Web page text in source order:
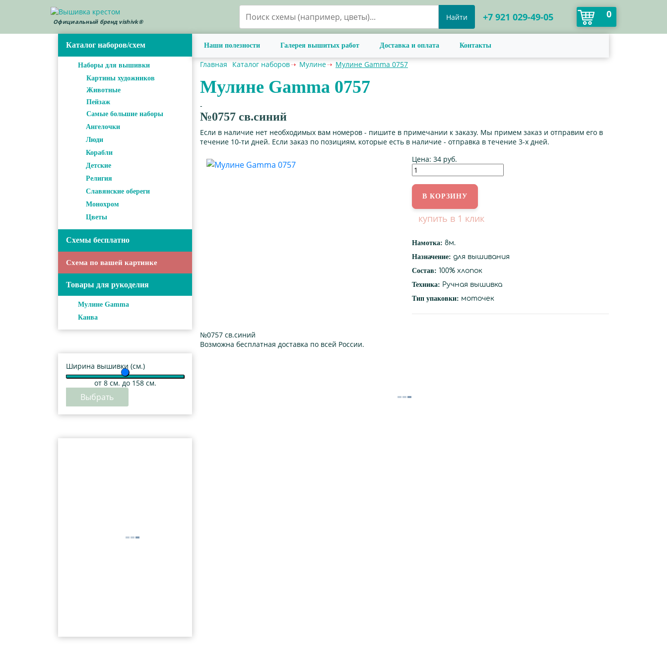
Официальный бренд vishivk® +7 921 029-49-05 0
Найти
Каталог наборов/схем
Наборы для вышивки
Картины художников
Животные
Пейзаж
Самые большие наборы
Ангелочки
Люди
Корабли
Детские
Религия
Славянские обереги
Монохром
Цветы
Схемы бесплатно
Схема по вашей картинке
Товары для рукоделия
Мулине Gamma
Канва
Ширина вышивки (см.)
от 8см. до 158 см.
Выбрать
Наши полезности Галерея вышитых работ Доставка и оплата Контакты
Главная Каталог наборов Мулине Мулине Gamma 0757
Мулине Gamma 0757
-
№0757 св.синий
Если в наличие нет необходимых вам номеров - пишите в примечании к заказу. Мы примем заказ и отправим его в
течение 10-ти дней. Если заказ по позициям, которые есть в наличие - отправка в течение 3-х дней.
Цена: 34 руб.
купить в 1 клик
Намотка: 8м.
Назначение: для вышивания
Состав: 100% хлопок
Техника: Ручная вышивка
Тип упаковки: моточек
№0757 св.синий
Возможна бесплатная доставка по всей России.